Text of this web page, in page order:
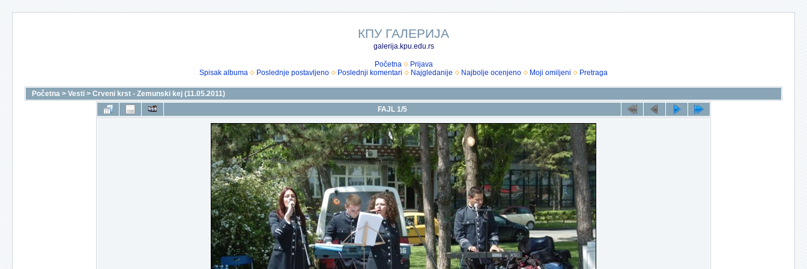
КПУ ГАЛЕРИЈА
galerija.kpu.edu.rs
Početna
Prijava
Spisak albuma
Poslednje postavljeno Poslednji komentari Najgledanije Najbolje ocenjeno Moji omiljeni Pretraga
Početna > Vesti > Crveni krst - Zemunski kej (11.05.2011)
FAJL 1/5